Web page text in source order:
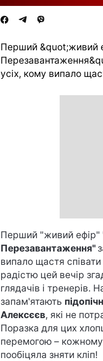
Перший &quot;живий
усіх, кому випало
Перший "живий ефір"
Перезавантаження"
випало щастя
радістю цей вечір
глядачів і тренерів.
запам'ятають
Алексєєв, які не
Поразка для цих
перемогою – кожному
пообіцяла зняти кліп!